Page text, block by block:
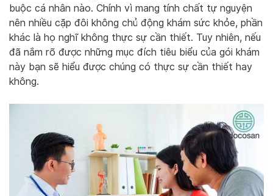
buộc cá nhân nào. Chính vì mang tính chất tự nguyện
nên nhiều cặp đôi không chủ động khám sức khỏe, phần
khác là họ nghĩ không thực sự cần thiết. Tuy nhiên, nếu
đã nắm rõ được những mục đích tiêu biểu của gói khám
này bạn sẽ hiểu được chúng có thực sự cần thiết hay
không.